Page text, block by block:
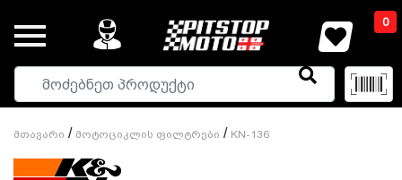
0
Მთავარი / Მოტოციკლის Ფილტრები / KN-136